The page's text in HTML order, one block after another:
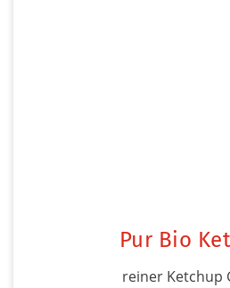
Pur Bio
reiner Ketchup